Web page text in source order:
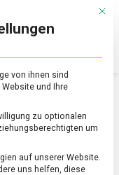
Online-
Magazin
zu
&
Ernährung
Mit
von ihnen sind
und Ihre
zu optionalen
um
auf unserer Website.
uns helfen, diese